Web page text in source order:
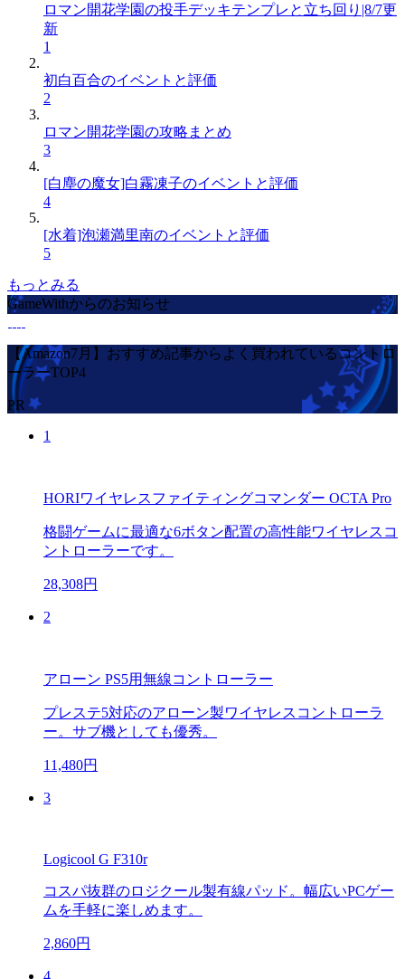
ロマン開花学園の投手デッキテンプレと立ち回り|8/7更
新
1
初白百合のイベントと評価
2
ロマン開花学園の攻略まとめ
3
[白塵の魔女]白霧凍子のイベントと評価
4
[水着]泡瀬満里南のイベントと評価
5
もっとみる
GameWithからのお知らせ
【Amazon7月】おすすめ記事からよく買われているコントロ
ーラーTOP4
PR
1
HORIワイヤレスファイティングコマンダー OCTA Pro
格闘ゲームに最適な6ボタン配置の高性能ワイヤレスコ
ントローラーです。
28,308円
2
アローン PS5用無線コントローラー
プレステ5対応のアローン製ワイヤレスコントローラ
ー。サブ機としても優秀。
11,480円
3
Logicool G F310r
コスパ抜群のロジクール製有線パッド。幅広いPCゲー
ムを手軽に楽しめます。
2,860円
4